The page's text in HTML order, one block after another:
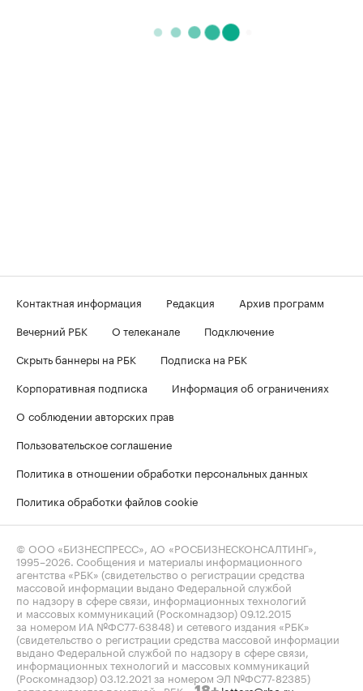
Контактная информация Редакция
Архив программ
Вечерний РБК
О телеканале
Подключение
Скрыть баннеры на РБК
Подписка на РБК
Корпоративная подписка
Информация об ограничениях
О соблюдении авторских прав
Пользовательское соглашение
Политика в отношении обработки персональных данных
Политика обработки файлов cookie
© ООО «БИЗНЕСПРЕСС», АО «РОСБИЗНЕСКОНСАЛТИНГ»,
1995–2026 . Сообщения и материалы информационного
агентства «РБК» (свидетельство о регистрации средства
массовой информации выдано Федеральной службой
по надзору в сфере связи, информационных технологий
и массовых коммуникаций (Роскомнадзор) 09.12.2015
за номером ИА №ФС77-63848) и сетевого издания «РБК»
(свидетельство о регистрации средства массовой информации
выдано Федеральной службой по надзору в сфере связи,
информационных технологий и массовых коммуникаций
(Роскомнадзор) 03.12.2021 за номером ЭЛ №ФС77-82385)